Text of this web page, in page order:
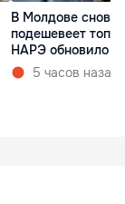
В Молдове снова
подешевеет
НАРЭ обновило
5 часов назад